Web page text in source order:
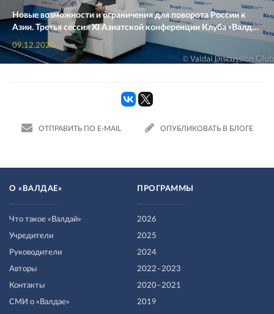
Новые возможности и ограничения для поворота России к
Азии. Третья сессия XI Азиатской конференции Клуба «Валд…
09.12.2020
ОТПРАВИТЬ ПО E-MAIL ОПУБЛИКОВАТЬ В БЛОГЕ
О «ВАЛДАЕ»
Что такое «Валдай»
Учредители
Руководители
Авторы
Контакты
СМИ о «Валдае»
ПРОГРАММЫ
2026
2025
2024
2022–2023
2020–2021
2019